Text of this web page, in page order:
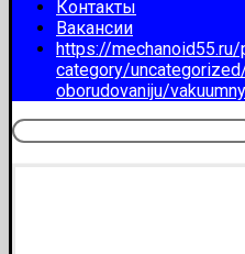
Контакты
Вакансии
https://mechanoid55.ru/
category/
oborudovaniju/